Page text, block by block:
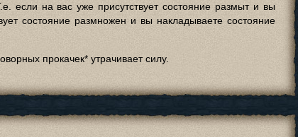
если на вас уже присутствует состояние размыт и вы
состояние размножен и вы накладываете состояние
прокачек* утрачивает силу.